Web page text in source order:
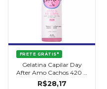
FRETE GRÁTIS*
Gelatina Capilar Day
After Amo Cachos 420 g
- Griffus
R$28,17